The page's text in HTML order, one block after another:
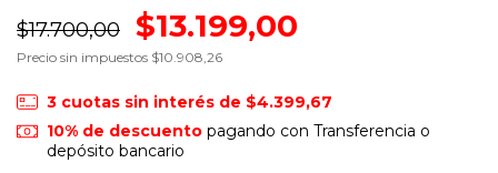
$17.700,00 $13.199,00
Precio sin impuestos $10.908,26
3 cuotas sin interés de $4.399,67
10% de descuentopagando con Transferencia o
depósito bancario